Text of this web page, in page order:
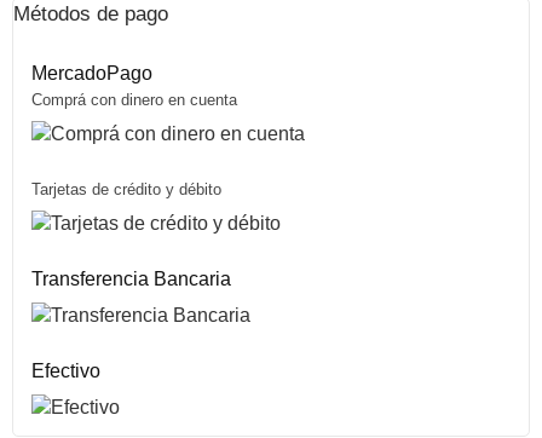
Métodos de pago
MercadoPago
Comprá con dinero en cuenta
Tarjetas de crédito y débito
Transferencia Bancaria
Efectivo